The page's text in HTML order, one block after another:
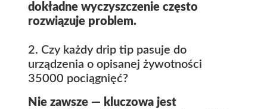
dokładne wyczyszczenie często
rozwiązuje problem.
2. Czy każdy drip tip pasuje do
urządzenia o opisanej żywotności
35000 pociągnięć?
Nie zawsze — kluczowa jest